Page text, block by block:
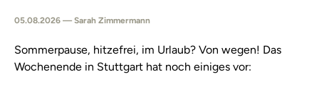
05.08.2026 — Sarah Zimmermann
Sommerpause, hitzefrei, im Urlaub? Von wegen! Das
Wochenende in Stuttgart hat noch einiges vor: